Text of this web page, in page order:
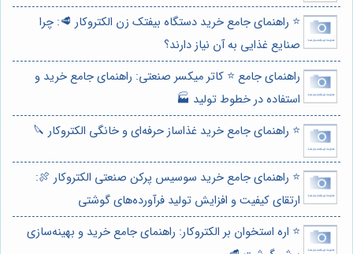
⭐️ راهنمای جامع خرید دستگاه بیفتک زن الکتروکار 🥩: چرا
صنایع غذایی به آن نیاز دارند؟
راهنمای جامع ⭐️ کاتر میکسر صنعتی: راهنمای جامع خرید و
استفاده در خطوط تولید 🏭
⭐️ راهنمای جامع خرید غذاساز حرفه‌ای و خانگی الکتروکار 🔪
⭐️ راهنمای جامع خرید سوسیس پرکن صنعتی الکتروکار 🍖:
ارتقای کیفیت و افزایش تولید فرآورده‌های گوشتی
⭐️ اره استخوان بر الکتروکار: راهنمای جامع خرید و بهینه‌سازی